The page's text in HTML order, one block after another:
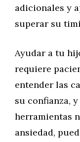
adicionales y
superar su
Ayudar a tu
requiere
entender las
su confianza,
herramientas
ansiedad,